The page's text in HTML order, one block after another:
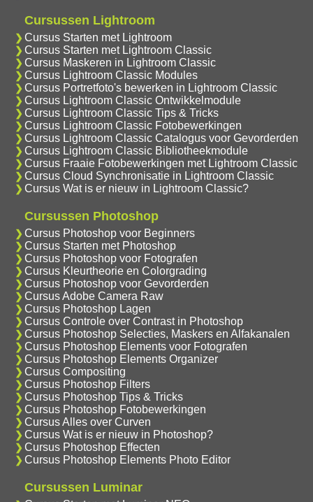
Cursussen Lightroom
Cursus Starten met Lightroom
Cursus Starten met Lightroom Classic
Cursus Maskeren in Lightroom Classic
Cursus Lightroom Classic Modules
Cursus Portretfoto's bewerken in Lightroom Classic
Cursus Lightroom Classic Ontwikkelmodule
Cursus Lightroom Classic Tips & Tricks
Cursus Lightroom Classic Fotobewerkingen
Cursus Lightroom Classic Catalogus voor Gevorderden
Cursus Lightroom Classic Bibliotheekmodule
Cursus Fraaie Fotobewerkingen met Lightroom Classic
Cursus Cloud Synchronisatie in Lightroom Classic
Cursus Wat is er nieuw in Lightroom Classic?
Cursussen Photoshop
Cursus Photoshop voor Beginners
Cursus Starten met Photoshop
Cursus Photoshop voor Fotografen
Cursus Kleurtheorie en Colorgrading
Cursus Photoshop voor Gevorderden
Cursus Adobe Camera Raw
Cursus Photoshop Lagen
Cursus Controle over Contrast in Photoshop
Cursus Photoshop Selecties, Maskers en Alfakanalen
Cursus Photoshop Elements voor Fotografen
Cursus Photoshop Elements Organizer
Cursus Compositing
Cursus Photoshop Filters
Cursus Photoshop Tips & Tricks
Cursus Photoshop Fotobewerkingen
Cursus Alles over Curven
Cursus Wat is er nieuw in Photoshop?
Cursus Photoshop Effecten
Cursus Photoshop Elements Photo Editor
Cursussen Luminar